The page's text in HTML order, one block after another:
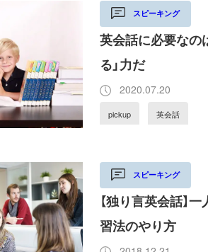
スピーキング
英会話に必要なの
る」力だ
2020.07.20
pickup 英会話
スピーキング
【独り言英会話】
習法のやり方